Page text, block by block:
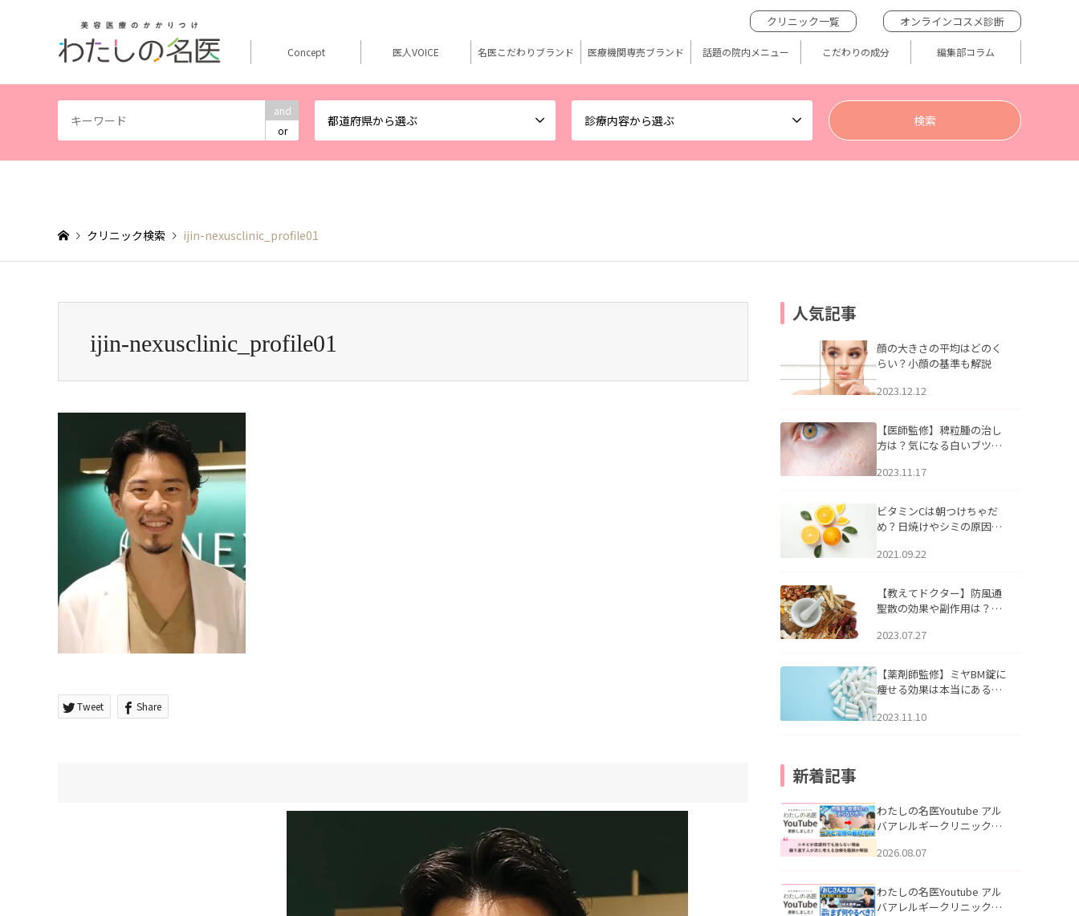
and
or
都道府県から選ぶ 診療内容から選ぶ
クリニック一覧 オンラインコスメ診断
Concept 医人VOICE 名医こだわりブランド 医療機関専売ブランド 話題の院内メニュー こだわりの成分 編集部コラム
クリニック検索 ijin-nexusclinic_profile01
ijin-nexusclinic_profile01
Tweet Share
人気記事
顔の大きさの平均はどのく
らい？小顔の基準も解説
2023.12.12
【医師監修】稗粒腫の治し
方は？気になる白いブツブ
アについて
2023.11.17
ビタミンCは朝つけちゃだ
め？日焼けやシミの原因に
2021.09.22
【教えてドクター】防風通
聖散の効果や副作用は？長
2023.07.27
【薬剤師監修】ミヤBM錠に
痩せる効果は本当にある
2023.11.10
新着記事
わたしの名医Youtube アル
バアレルギークリニック札
らない理由｜繰り返す人が
説」を公開いたしました。
2026.08.07
わたしの名医Youtube アル
バアレルギークリニック札